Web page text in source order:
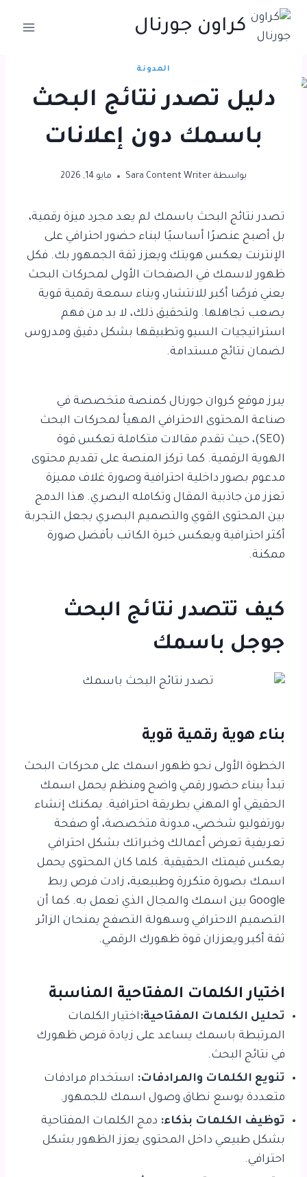
التجاوز
كراون جورنال
المدونة
دليل تصدر نتائج البحث
باسمك دون إعلانات
بواسطة Sara Content Writer مايو 14, 2026
تصدر نتائج البحث باسمك لم يعد مجرد ميزة رقمية،
بل أصبح عنصرًا أساسيًا لبناء حضور احترافي على
الإنترنت يعكس هويتك ويعزز ثقة الجمهور بك. فكل
ظهور لاسمك في الصفحات الأولى لمحركات البحث
يعني فرصًا أكبر للانتشار، وبناء سمعة رقمية قوية
يصعب تجاهلها. ولتحقيق ذلك، لا بد من فهم
استراتيجيات السيو وتطبيقها بشكل دقيق ومدروس
لضمان نتائج مستدامة.
يبرز موقع كروان جورنال كمنصة متخصصة في
صناعة المحتوى الاحترافي المهيأ لمحركات البحث
(SEO)، حيث تقدم مقالات متكاملة تعكس قوة
الهوية الرقمية. كما تركز المنصة على تقديم محتوى
مدعوم بصور داخلية احترافية وصورة غلاف مميزة
تعزز من جاذبية المقال وتكامله البصري. هذا الدمج
بين المحتوى القوي والتصميم البصري يجعل التجربة
أكثر احترافية ويعكس خبرة الكاتب بأفضل صورة
ممكنة.
كيف تتصدر نتائج البحث
جوجل باسمك
بناء هوية رقمية قوية
الخطوة الأولى نحو ظهور اسمك على محركات البحث
تبدأ ببناء حضور رقمي واضح ومنظم يحمل اسمك
الحقيقي أو المهني بطريقة احترافية. يمكنك إنشاء
بورتفوليو شخصي، مدونة متخصصة، أو صفحة
تعريفية تعرض أعمالك وخبراتك بشكل احترافي
يعكس قيمتك الحقيقية. كلما كان المحتوى يحمل
اسمك بصورة متكررة وطبيعية، زادت فرص ربط
Google بين اسمك والمجال الذي تعمل به. كما أن
التصميم الاحترافي وسهولة التصفح يمنحان الزائر
ثقة أكبر ويعززان قوة ظهورك الرقمي.
اختيار الكلمات المفتاحية المناسبة
تحليل الكلمات المفتاحية: اختيار الكلمات
المرتبطة باسمك يساعد على زيادة فرص ظهورك
في نتائج البحث.
تنويع الكلمات والمرادفات: استخدام مرادفات
متعددة يوسع نطاق وصول اسمك للجمهور.
توظيف الكلمات بذكاء: دمج الكلمات المفتاحية
بشكل طبيعي داخل المحتوى يعزز الظهور بشكل
احترافي.